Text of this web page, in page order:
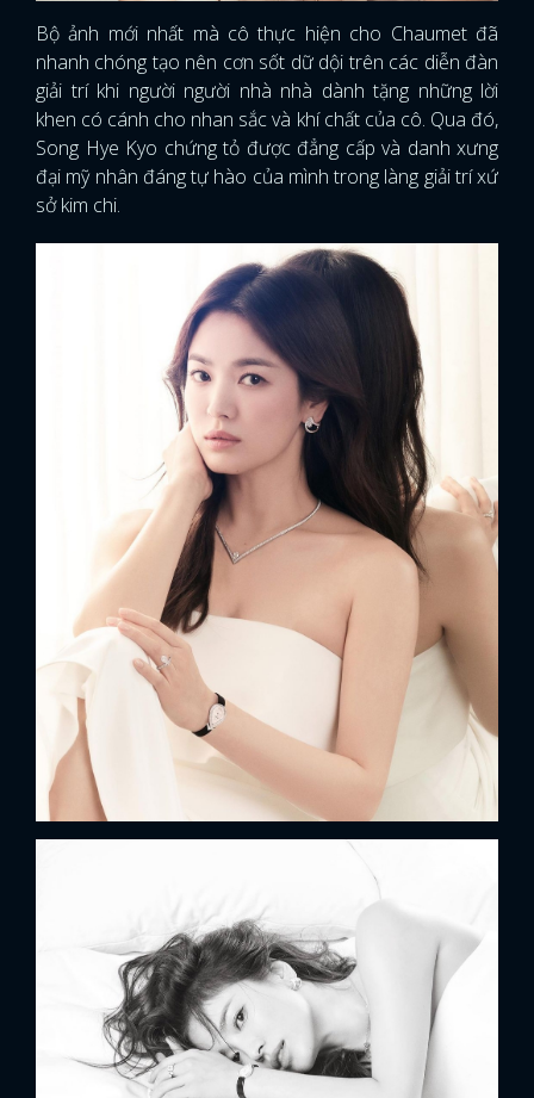
Bộ ảnh mới nhất mà cô thực hiện cho Chaumet đã
nhanh chóng tạo nên cơn sốt dữ dội trên các diễn đàn
giải trí khi người người nhà nhà dành tặng những lời
khen có cánh cho nhan sắc và khí chất của cô. Qua đó,
Song Hye Kyo chứng tỏ được đẳng cấp và danh xưng
đại mỹ nhân đáng tự hào của mình trong làng giải trí xứ
sở kim chi.